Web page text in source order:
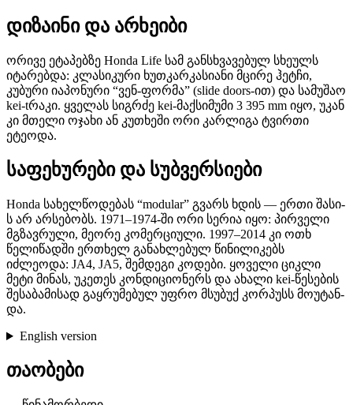
დიზაინი და არხეიბი
ორივე ეტაპებზე Honda Life სამ განსხვავებულ სხეულს
იტარებდა: კლასიკური ხუთკარკასიანი მცირე ჰეტჩი,
კუბური იაპონური “ვენ-ფორმა” (slide doors-ით) და სამუშაო
kei-tრაკი. ყველას სიგრძე kei-მაქსიმუმი 3 395 mm იყო, უკან
კი მთელი ოჯახი ან კუთხეში ორი კარლიგა ტვირთი
ეტეოდა.
საფეხურები და სუბვერსიები
Honda სახელწოდებას “modular” გვარს ხდის — ერთი შასი­
ს არ არსებობს. 1971–1974-ში ორი სერია იყო: პირველი
მგზავრული, მეორე კომერციული. 1997–2014 კი ოთხ
წელიწადში ერთხელ განახლებულ წინილიკებს
იძლეოდა: JA4, JA5, შემდეგი კოდები. ყოველი ციკლი
მეტი მინას, უკეთეს კონდიციონერს და ახალი kei-წესების
შესაბამისად გა­ყრუ­მებულ უფრო მსუბუქ კორპუსს მო­უტ­ა­ნ­
და.
English version
თაობები